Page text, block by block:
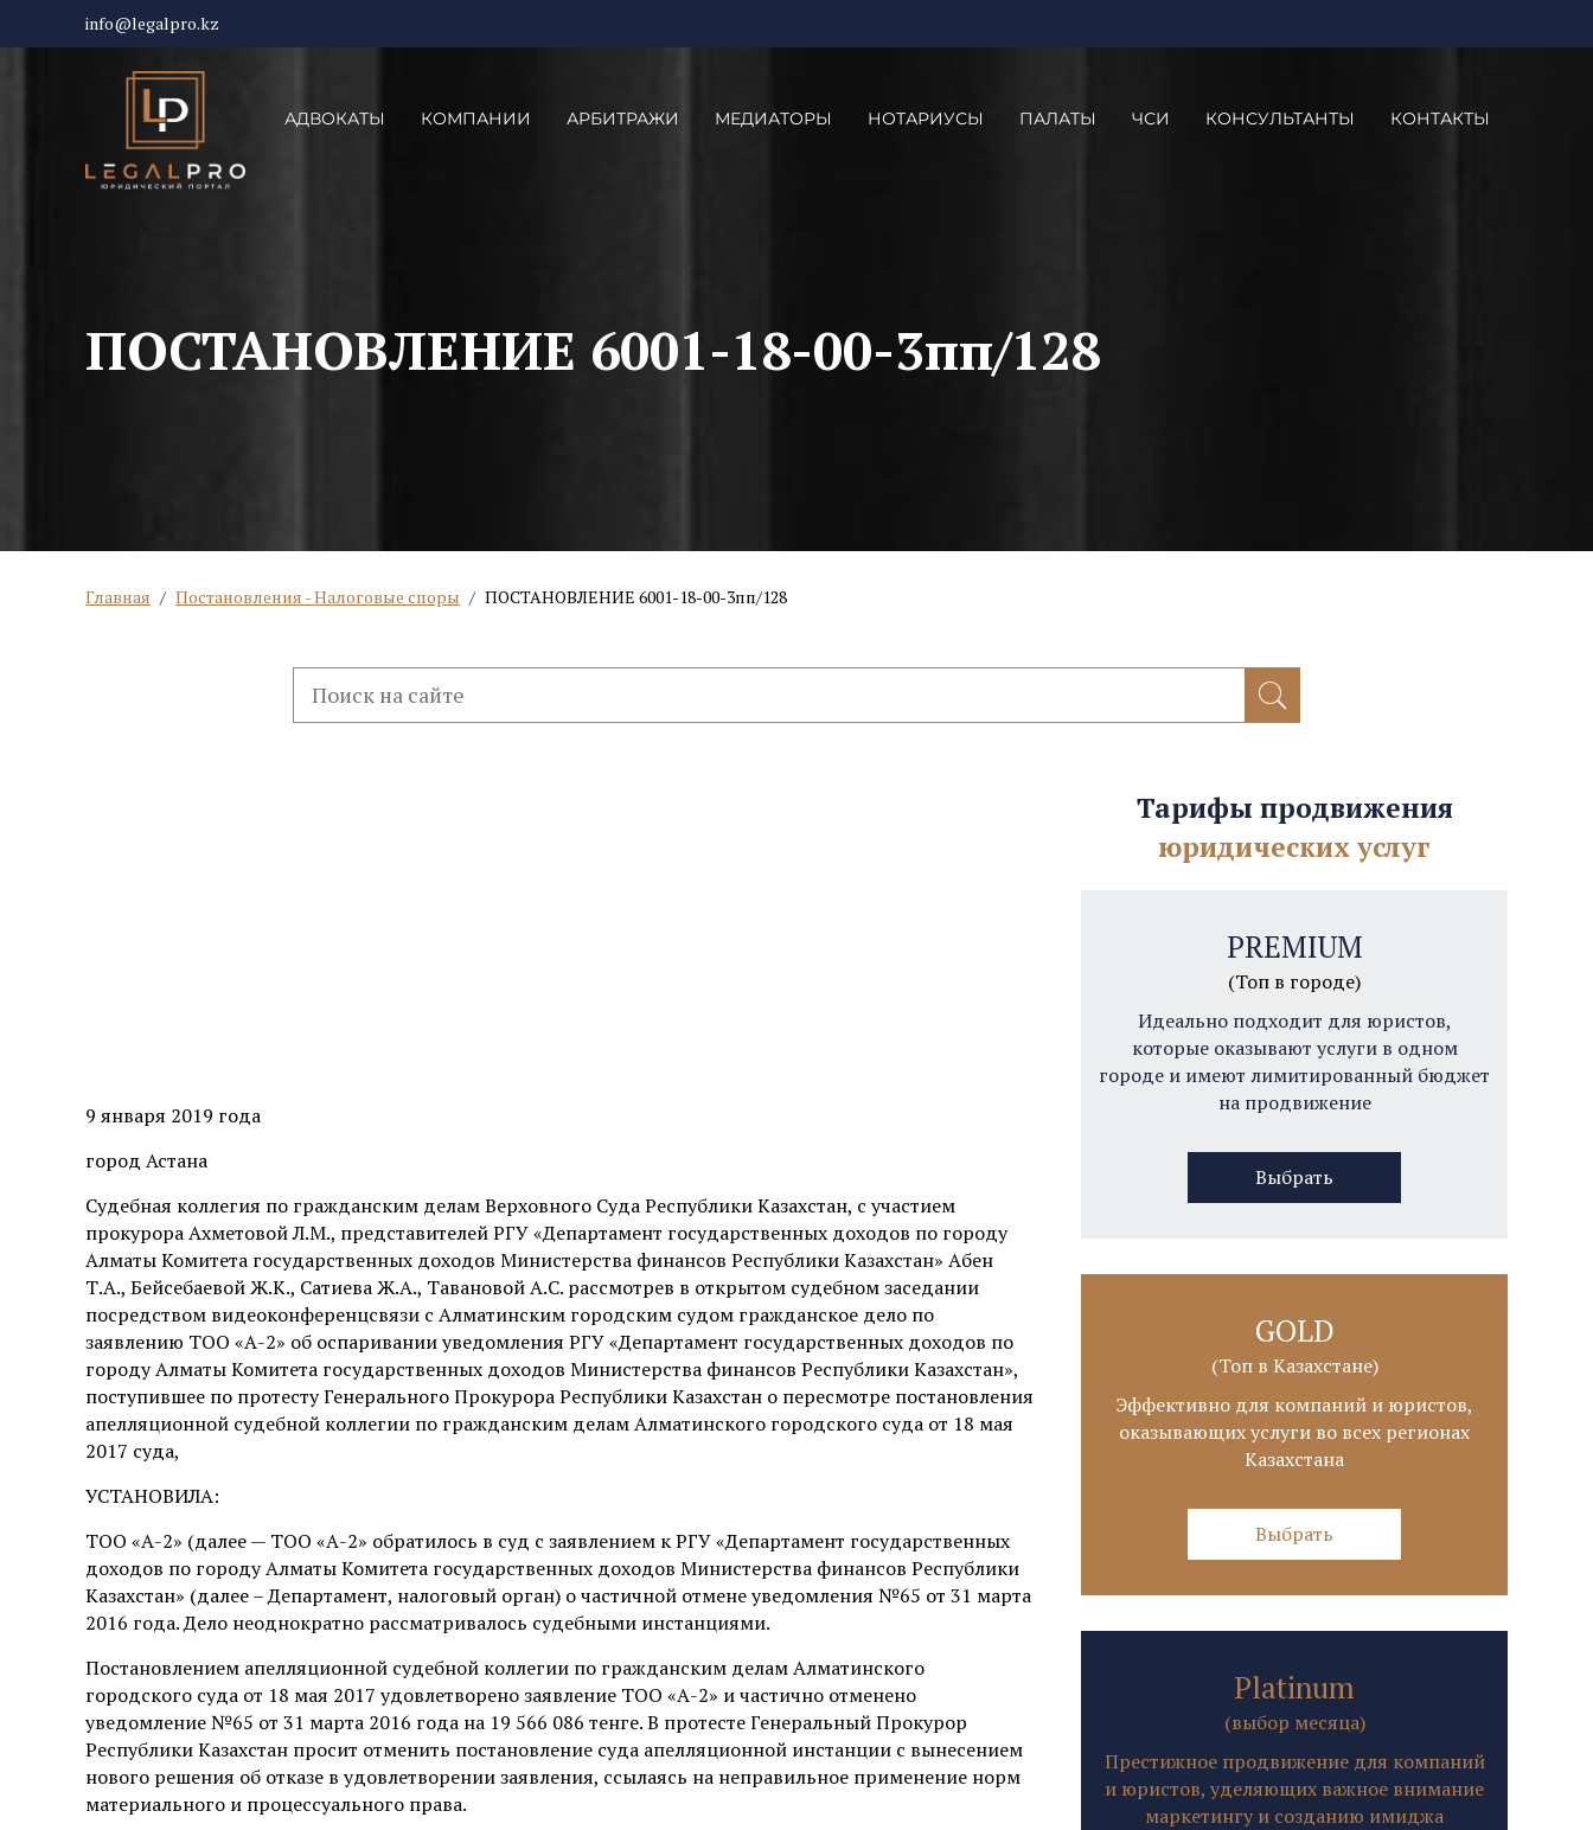
info@legalpro.kz
АДВОКАТЫ КОМПАНИИ АРБИТРАЖИ МЕДИАТОРЫ НОТАРИУСЫ ПАЛАТЫ ЧСИ КОНСУЛЬТАНТЫ КОНТАКТЫ
ПОСТАНОВЛЕНИЕ 6001-18-00-3пп/128
Главная / Постановления - Налоговые споры / ПОСТАНОВЛЕНИЕ 6001-18-00-3пп/128
9 января 2019 года
город Астана
Судебная коллегия по гражданским делам Верховного Суда Республики Казахстан, с участием
прокурора Ахметовой Л.М., представителей РГУ «Департамент государственных доходов по городу
Алматы Комитета государственных доходов Министерства финансов Республики Казахстан» Абен
Т.А., Бейсебаевой Ж.К., Сатиева Ж.А., Тавановой А.С. рассмотрев в открытом судебном заседании
посредством видеоконференцсвязи с Алматинским городским судом гражданское дело по
заявлению ТОО «А-2» об оспаривании уведомления РГУ «Департамент государственных доходов по
городу Алматы Комитета государственных доходов Министерства финансов Республики Казахстан»,
поступившее по протесту Генерального Прокурора Республики Казахстан о пересмотре постановления
апелляционной судебной коллегии по гражданским делам Алматинского городского суда от 18 мая
2017 суда,
УСТАНОВИЛА:
ТОО «А-2» (далее — ТОО «А-2» обратилось в суд с заявлением к РГУ «Департамент государственных
доходов по городу Алматы Комитета государственных доходов Министерства финансов Республики
Казахстан» (далее – Департамент, налоговый орган) о частичной отмене уведомления №65 от 31 марта
2016 года. Дело неоднократно рассматривалось судебными инстанциями.
Постановлением апелляционной судебной коллегии по гражданским делам Алматинского
городского суда от 18 мая 2017 удовлетворено заявление ТОО «А-2» и частично отменено
уведомление №65 от 31 марта 2016 года на 19 566 086 тенге. В протесте Генеральный Прокурор
Республики Казахстан просит отменить постановление суда апелляционной инстанции с вынесением
нового решения об отказе в удовлетворении заявления, ссылаясь на неправильное применение норм
материального и процессуального права.
Тарифы продвижения
юридических услуг
PREMIUM
(Топ в городе)
Идеально подходит для юристов,
которые оказывают услуги в одном
городе и имеют лимитированный бюджет
на продвижение
Выбрать
GOLD
(Топ в Казахстане)
Эффективно для компаний и юристов,
оказывающих услуги во всех регионах
Казахстана
Выбрать
Platinum
(выбор месяца)
Престижное продвижение для компаний
и юристов, уделяющих важное внимание
маркетингу и созданию имиджа